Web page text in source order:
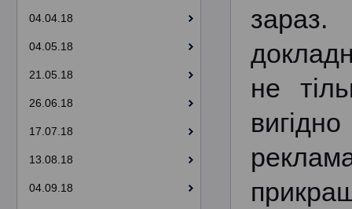
04.04.18
04.05.18
21.05.18
26.06.18
17.07.18
13.08.18
04.09.18
не